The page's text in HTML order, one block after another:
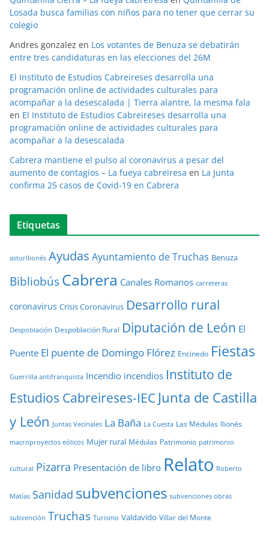
Losada busca familias con niños para no tener que cerrar su
colegio
Andres gonzalez en Los votantes de Benuza se debatirán
entre tres candidaturas en las elecciones del 26M
El Instituto de Estudios Cabreireses desarrolla una
programación online de actividades culturales para
acompañar a la desescalada | Tierra alantre, la mesma fala
en El Instituto de Estudios Cabreireses desarrolla una
programación online de actividades culturales para
acompañar a la desescalada
Cabrera mantiene el pulso al coronavirus a pesar del
aumento de contagios – La fueya cabreiresa en La Junta
confirma 25 casos de Covid-19 en Cabrera
Etiquetas
asturllionés Ayudas Ayuntamiento de Truchas Benuza
BibliobúsCabrera Canales Romanos carreteras
coronavirus Crisis Coronavirus Desarrollo rural
Despoblación Despoblación Rural Diputación de León El
Puente El puente de Domingo Flórez Encinedo Fiestas
Guerrilla antifranquista Incendio incendios Instituto de
Estudios Cabreireses-IEC Junta de Castilla
y León Juntas Vecinales La Baña La Cuesta Las Médulas llionés
macroproyectos eólicos Mujer rural Médulas Patrimonio patrimonio
cultural Pizarra Presentación de libro Relato Roberto
Matías Sanidad subvenciones subvenciones obras
subvención Truchas Turismo Valdavido Villar del Monte